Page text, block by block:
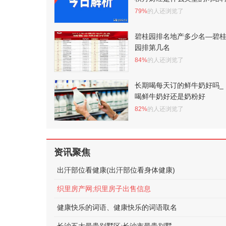
79%的人还浏览了
碧桂园排名地产多少名—碧桂
园排第几名
84%的人还浏览了
长期喝每天订的鲜牛奶好吗_
喝鲜牛奶好还是奶粉好
82%的人还浏览了
资讯聚焦
出汗部位看健康(出汗部位看身体健康)
织里房产网;织里房子出售信息
健康快乐的词语、健康快乐的词语取名